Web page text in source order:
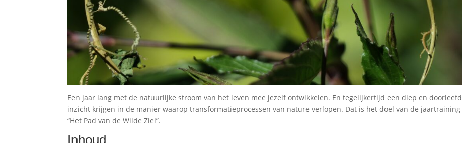
Een jaar lang met de natuurlijke stroom van het leven mee jezelf ontwikkelen. En tegelijkertijd een diep en doorleefd
inzicht krijgen in de manier waarop transformatieprocessen van nature verlopen. Dat is het doel van de jaartraining
“Het Pad van de Wilde Ziel”.
Inhoud